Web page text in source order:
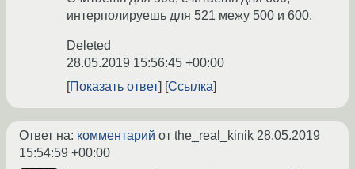
интерполируешь для 521 межу 500 и 600.
Deleted
28.05.2019 15:56:45 +00:00
Показать ответ
Ссылка
Ответ на: комментарий от the_real_kinik 28.05.2019
15:54:59 +00:00